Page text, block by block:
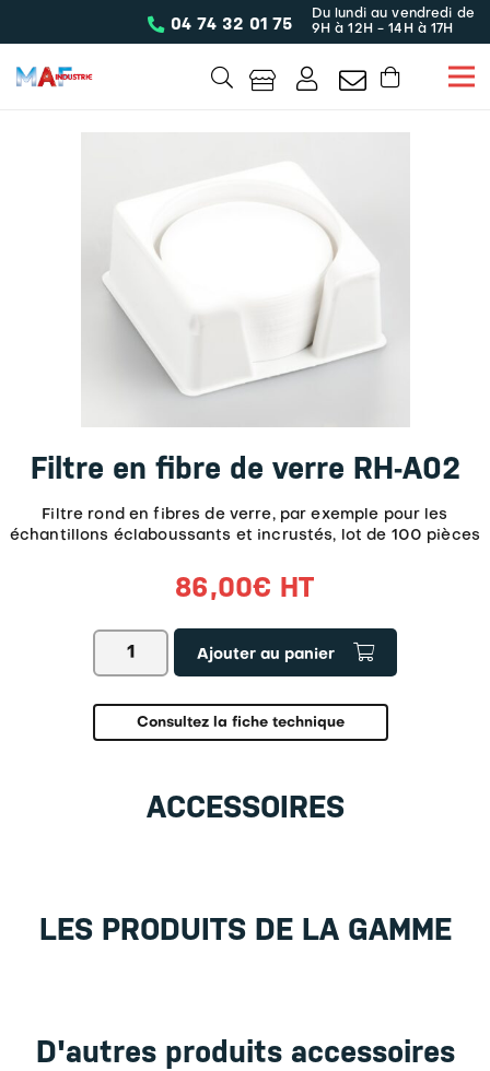
04 74 32 01 75
Du lundi au vendredi de
9H à 12H - 14H à 17H
Filtre en fibre de verre RH-A02
Filtre rond en fibres de verre, par exemple pour les
échantillons éclaboussants et incrustés, lot de 100 pièces
86,00€ HT
quantité
Filtre
de
Ajouter au panier
Consultez la fiche technique
ACCESSOIRES
LES PRODUITS DE LA GAMME
D'autres produits accessoires